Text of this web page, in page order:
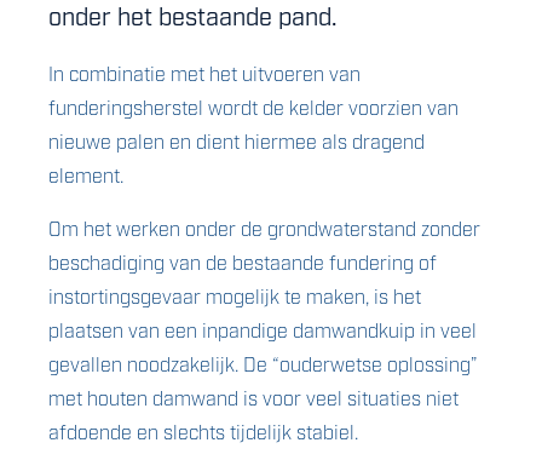
onder het bestaande pand.
In combinatie met het uitvoeren van
funderingsherstel wordt de kelder voorzien van
nieuwe palen en dient hiermee als dragend
element.
Om het werken onder de grondwaterstand zonder
beschadiging van de bestaande fundering of
instortingsgevaar mogelijk te maken, is het
plaatsen van een inpandige damwandkuip in veel
gevallen noodzakelijk. De “ouderwetse oplossing”
met houten damwand is voor veel situaties niet
afdoende en slechts tijdelijk stabiel.